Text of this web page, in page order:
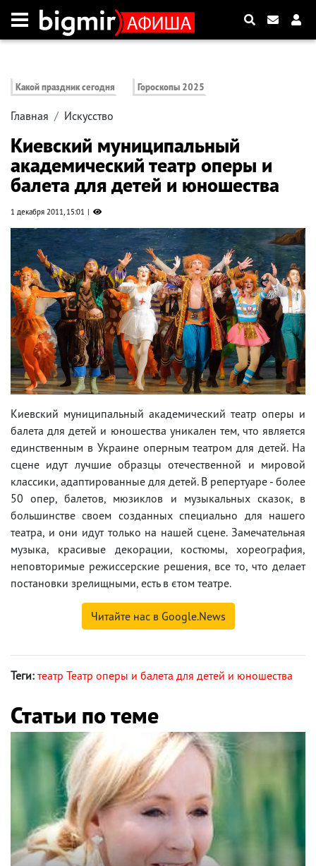
Какой праздник сегодня Гороскопы 2025
Главная Искусство
Киевский муниципальный
академический театр оперы и
балета для детей и юношества
1 декабря 2011, 15:01
Киевский муниципальный академический театр оперы и
балета для детей и юношества уникален тем, что является
единственным в Украине оперным театром для детей. На
сцене идут лучшие образцы отечественной и мировой
классики, адаптированные для детей. В репертуаре - более
50 опер, балетов, мюзиклов и музыкальных сказок, в
большинстве своем созданных специально для нашего
театра, и они идут только на нашей сцене. Замечательная
музыка, красивые декорации, костюмы, хореография,
неповторимые режиссерские решения, все то, что делает
постановки зрелищными, есть в єтом театре.
Читайте нас в Google.News
Теги: театр Театр оперы и балета для детей и юношества
Статьи по теме